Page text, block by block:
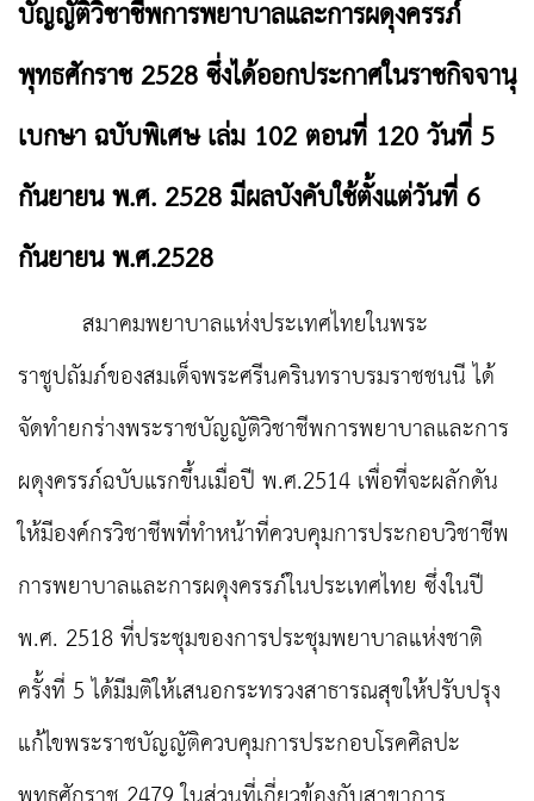
บัญญัติวิชาชีพการพยาบาลและการผดุงครรภ์
พุทธศักราช 2528 ซึ่งได้ออกประกาศในราชกิจจานุ
เบกษา ฉบับพิเศษ เล่ม 102 ตอนที่ 120 วันที่ 5
กันยายน พ.ศ. 2528 มีผลบังคับใช้ตั้งแต่วันที่ 6
กันยายน พ.ศ.2528
สมาคมพยาบาลแห่งประเทศไทยในพระ
ราชูปถัมภ์ของสมเด็จพระศรีนครินทราบรมราชชนนี ได้
จัดทำยกร่างพระราชบัญญัติวิชาชีพการพยาบาลและการ
ผดุงครรภ์ฉบับแรกขึ้นเมื่อปี พ.ศ.2514 เพื่อที่จะผลักดัน
ให้มีองค์กรวิชาชีพที่ทำหน้าที่ควบคุมการประกอบวิชาชีพ
การพยาบาลและการผดุงครรภ์ในประเทศไทย ซึ่งในปี
พ.ศ. 2518 ที่ประชุมของการประชุมพยาบาลแห่งชาติ
ครั้งที่ 5 ได้มีมติให้เสนอกระทรวงสาธารณสุขให้ปรับปรุง
แก้ไขพระราชบัญญัติควบคุมการประกอบโรคศิลปะ